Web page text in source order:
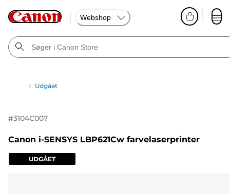
Webshop
Udgået
#3104C007
Canon i-SENSYS LBP621Cw farvelaserprinter
UDGÅET